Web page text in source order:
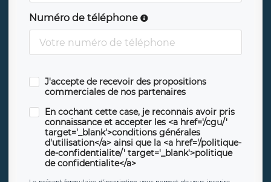
Numéro de téléphone
J'accepte de recevoir des propositions
commerciales de nos partenaires
En cochant cette case, je reconnais avoir pris
connaissance et accepter les <a href='/cgu/'
target='_blank'>conditions générales
d'utilisation</a> ainsi que la <a href='/politique-
de-confidentialite/' target='_blank'>politique
de confidentialite</a>